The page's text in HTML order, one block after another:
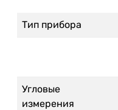
Тип прибора
Угловые
измерения